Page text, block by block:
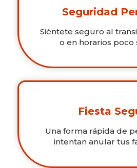
Seguridad
Siéntete seguro al
o en horarios poco
Fiesta
Una forma rápida de
intentan anular tus